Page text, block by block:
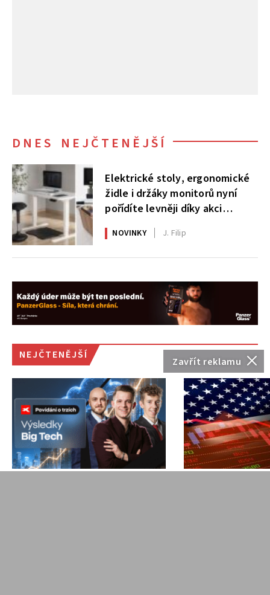
Zavřít reklamu
DNES NEJČTENĚJŠÍ
Elektrické stoly, ergonomické
židle i držáky monitorů nyní
pořídíte levněji díky akci
AlzaErgo
NOVINKY J. Filip
NEJČTENĚJŠÍ